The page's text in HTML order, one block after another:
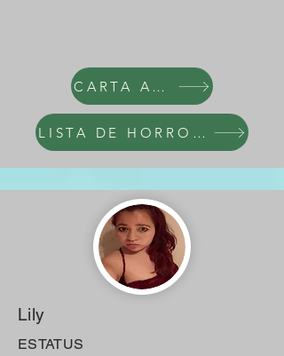
CARTA AL NARCI
LISTA DE HORRORES
Lily
ESTATUS